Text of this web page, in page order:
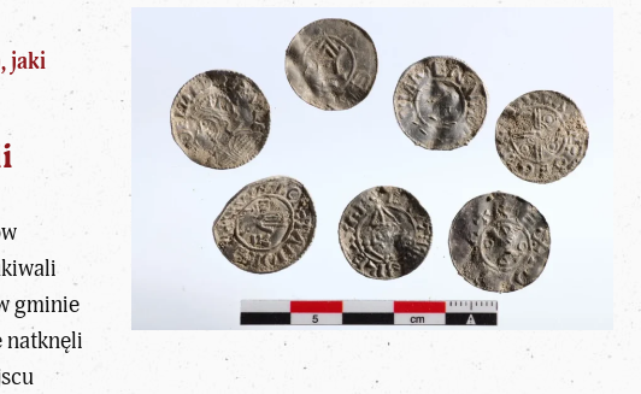
, jaki
gminie
natknęli